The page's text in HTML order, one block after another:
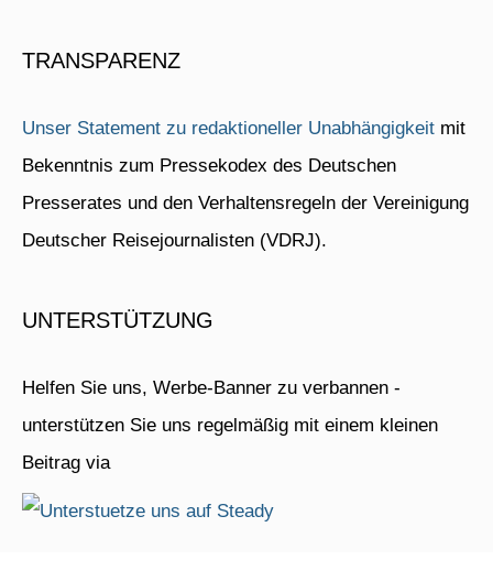
TRANSPARENZ
Unser Statement zu redaktioneller Unabhängigkeit mit
Bekenntnis zum Pressekodex des Deutschen
Presserates und den Verhaltensregeln der Vereinigung
Deutscher Reisejournalisten (VDRJ).
UNTERSTÜTZUNG
Helfen Sie uns, Werbe-Banner zu verbannen -
unterstützen Sie uns regelmäßig mit einem kleinen
Beitrag via